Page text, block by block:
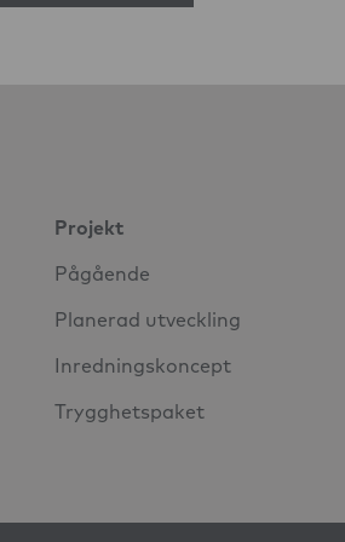
Projekt
Pågående
Planerad utveckling
Inredningskoncept
Trygghetspaket